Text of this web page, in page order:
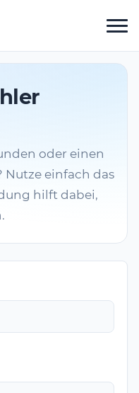
oder einen
Nutze einfach das
hilft dabei,